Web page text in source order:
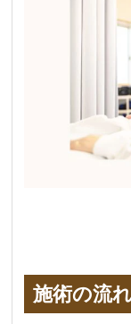
施術の流